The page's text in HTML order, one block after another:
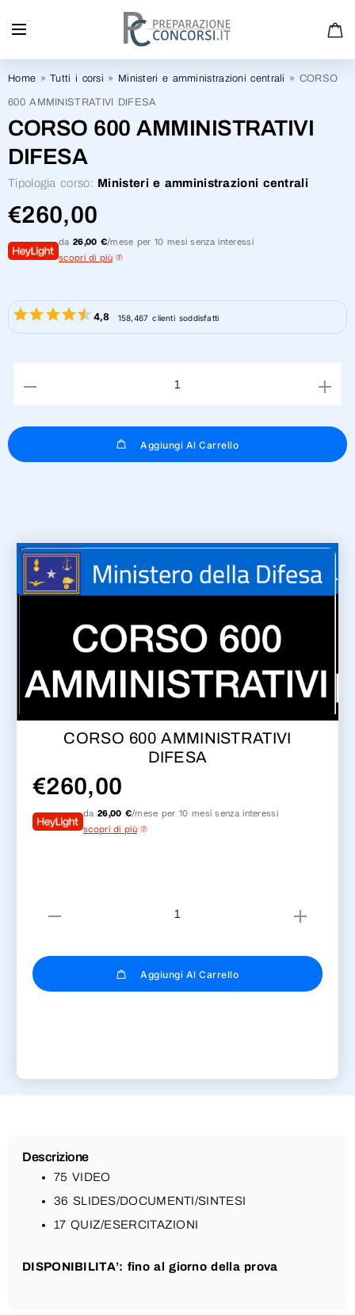
PREPARATI AL MEGLIO - EFFETTUA IL NOSTRO TEST
ONLINE GRATUITO
Home »Tutti i corsi » Ministeri e amministrazioni centrali » CORSO
600 AMMINISTRATIVI DIFESA
CORSO 600 AMMINISTRATIVI
DIFESA
Tipologia corso: Ministeri e amministrazioni centrali
€260,00
da 26,00 €/mese per 10 mesi senza interessi
scopri di più
4,8 158,467 clienti soddisfatti
Aggiungi Al Carrello
CORSO 600 AMMINISTRATIVI
DIFESA
€260,00
da 26,00 €/mese per 10 mesi senza interessi
scopri di più
Aggiungi Al Carrello
Descrizione
75 VIDEO
36 SLIDES/DOCUMENTI/SINTESI
17 QUIZ/ESERCITAZIONI
DISPONIBILITA’: fino al giorno della prova